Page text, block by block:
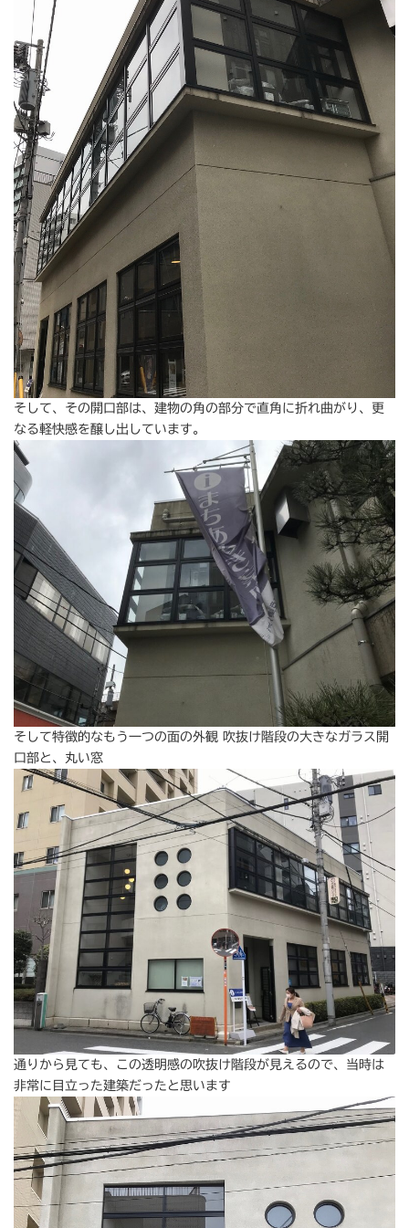
そして、その開口部は、建物の角の部分で直角に折れ曲がり、更
なる軽快感を醸し出しています。
そして特徴的なもう一つの面の外観 吹抜け階段の大きなガラス開
口部と、丸い窓
通りから見ても、この透明感の吹抜け階段が見えるので、当時は
非常に目立った建築だったと思います